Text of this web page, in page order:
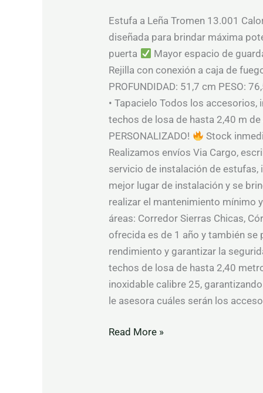
Estufa a Leña Tromen 13.001
diseñada para brindar máxima
puerta
Mayor espacio de
Rejilla con conexión a caja de
PROFUNDIDAD: 51,7 cm PESO:
• Tapacielo Todos los
techos de losa de hasta 2,40 m de
PERSONALIZADO!
Stock
Realizamos envíos Via Cargo,
servicio de instalación de
mejor lugar de instalación y se
realizar el mantenimiento mínimo
áreas: Corredor Sierras Chicas,
ofrecida es de 1 año y también
rendimiento y garantizar la
techos de losa de hasta 2,40
inoxidable calibre 25,
le asesora cuáles serán los
Read More »